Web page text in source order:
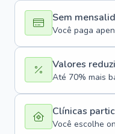
Sem
Você paga
Valores
Até 70% mais
Clínicas
Você escolhe